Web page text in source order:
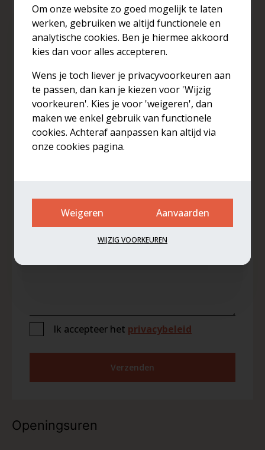
Bedrijfsnaam
Email *
Telefoon
Onderwerp *
Bericht *
Ik accepteer het privacybeleid
Verzenden
Openingsuren
Om onze website zo goed mogelijk te laten
werken, gebruiken we altijd functionele en
analytische cookies. Ben je hiermee akkoord
kies dan voor alles accepteren.
Wens je toch liever je privacyvoorkeuren aan
te passen, dan kan je kiezen voor 'Wijzig
voorkeuren'. Kies je voor 'weigeren', dan
maken we enkel gebruik van functionele
cookies. Achteraf aanpassen kan altijd via
onze cookies pagina.
Weigeren Aanvaarden
WIJZIG VOORKEUREN